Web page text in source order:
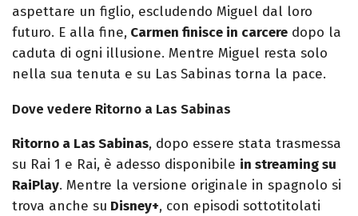
aspettare un figlio, escludendo Miguel dal loro
futuro. E alla fine, Carmen finisce in carcere dopo la
caduta di ogni illusione. Mentre Miguel resta solo
nella sua tenuta e su Las Sabinas torna la pace.
Dove vedere Ritorno a Las Sabinas
Ritorno a Las Sabinas, dopo essere stata trasmessa
su Rai 1 e Rai, è adesso disponibile in streaming su
RaiPlay. Mentre la versione originale in spagnolo si
trova anche su Disney+, con episodi sottotitolati